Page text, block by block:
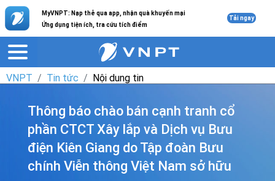
MyVNPT: Nạp thẻ qua app, nhận quà khuyến mại
Ứng dụng tiện ích, tra cứu tích điểm
Tải ngay
VNPT Tin tức Nội dung tin
Thông báo chào bán cạnh tranh cổ
phần CTCT Xây lắp và Dịch vụ Bưu
điện Kiên Giang do Tập đoàn Bưu
chính Viễn thông Việt Nam sở hữu